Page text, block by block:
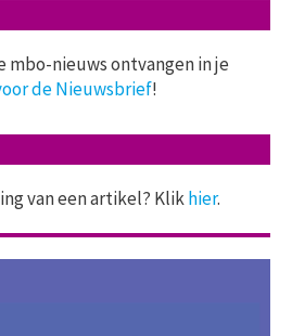
mbo-nieuws ontvangen in je
de Nieuwsbrief!
van een artikel? Klikhier.